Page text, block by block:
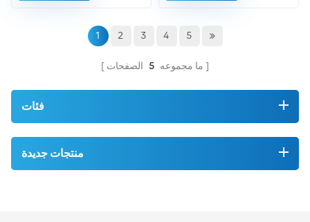
الأدنى ميزانية بصرية مضمونة
1 2 3 4 5
ما مجموعه 5 الصفحات
فئات
منتجات جديدة